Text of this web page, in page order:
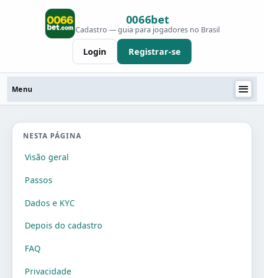
Ir para o conteúdo
0066bet
Cadastro — guia para jogadores no Brasil
Login Registrar-se
Menu
NESTA PÁGINA
Visão geral
Passos
Dados e KYC
Depois do cadastro
FAQ
Privacidade